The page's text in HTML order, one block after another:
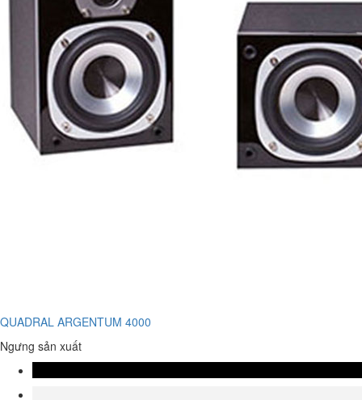
QUADRAL ARGENTUM 4000
Ngưng sản xuất